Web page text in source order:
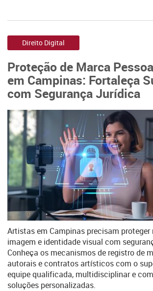
Direito Digital
Proteção de Marca
em Campinas: Fortaleça
com Segurança Jurídica
Artistas em Campinas precisam
imagem e identidade visual com
Conheça os mecanismos de registro de
autorais e contratos artísticos com o
equipe qualificada, multidisciplinar e
soluções personalizadas.